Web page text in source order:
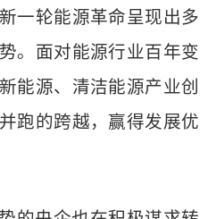
一轮能源革命呈现出多
。面对能源行业百年变
能源、清洁能源产业创
跑的跨越，赢得发展优